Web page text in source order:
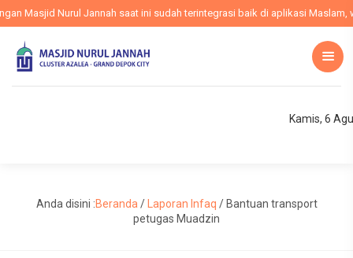
Masjid Nurul Jannah saat ini sudah terintegrasi baik di aplikasi Maslam,
Kamis, 6
Anda disini :Beranda / Laporan Infaq / Bantuan transport
petugas Muadzin